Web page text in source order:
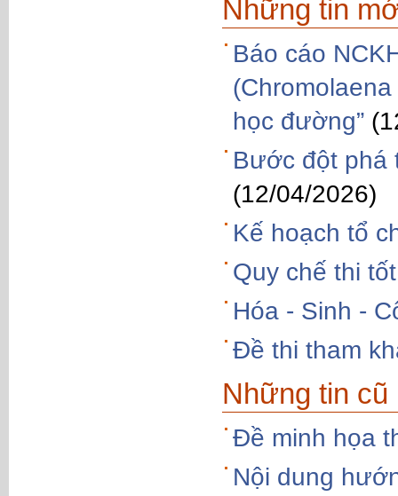
Những tin
Báo cáo
học đường”
Bước đột phá
(12/04/2026)
Kế hoạch tổ
Quy chế thi
Hóa - Sinh -
Đề thi tham
Những tin cũ
Đề minh họa
Nội dung